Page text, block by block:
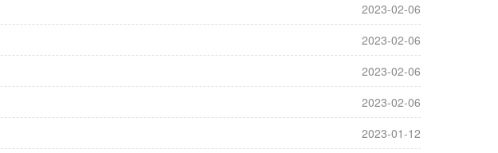
2023-02-06
2023-02-06
2023-02-06
2023-02-06
2023-01-12